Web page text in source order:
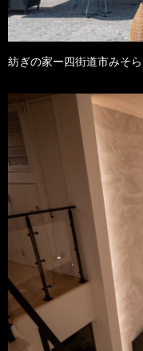
紡ぎの家ー四街道市みそ